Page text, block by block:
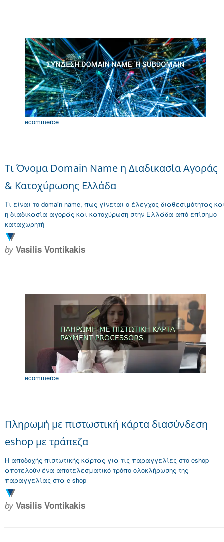
ecommerce
Τι Όνομα Domain Name η Διαδικασία Αγοράς
& Κατοχύρωσης Ελλάδα
Τι είναι το domain name, πως γίνεται ο έλεγχος διαθεσιμότητας
η διαδικασία αγοράς και κατοχύρωση στην Ελλάδα από επίσημο
καταχωρητή
by Vasilis Vontikakis
ecommerce
Πληρωμή με πιστωστική κάρτα διασύνδεση
eshop με τράπεζα
Η αποδοχής πιστωτικής κάρτας για τις παραγγελίες στο eshop
αποτελούν ένα αποτελεσματικό τρόπο ολοκλήρωσης της
παραγγελίας στα e-shop
by Vasilis Vontikakis